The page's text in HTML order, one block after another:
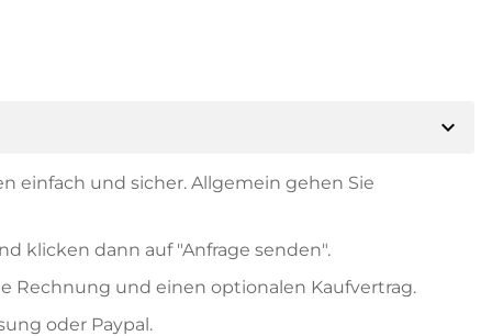
expand_more
einfach und sicher. Allgemein gehen Sie
klicken dann auf "Anfrage senden".
Rechnung und einen optionalen Kaufvertrag.
oder Paypal.